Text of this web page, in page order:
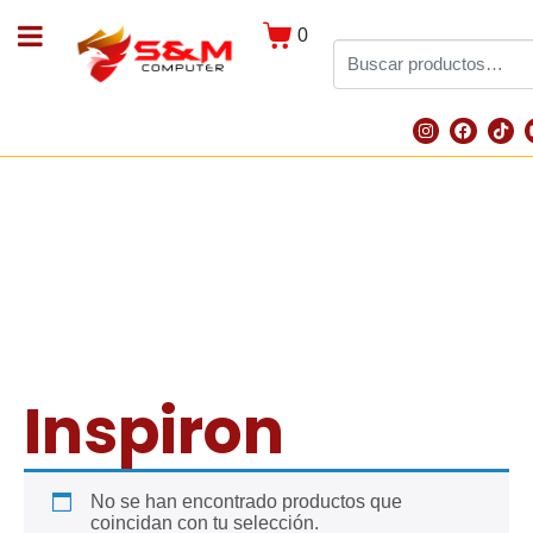
0
Inspiron
No se han encontrado productos que
coincidan con tu selección.